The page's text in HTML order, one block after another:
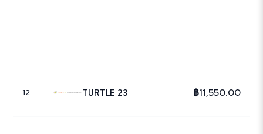
12 TURTLE 23 ฿11,550.00